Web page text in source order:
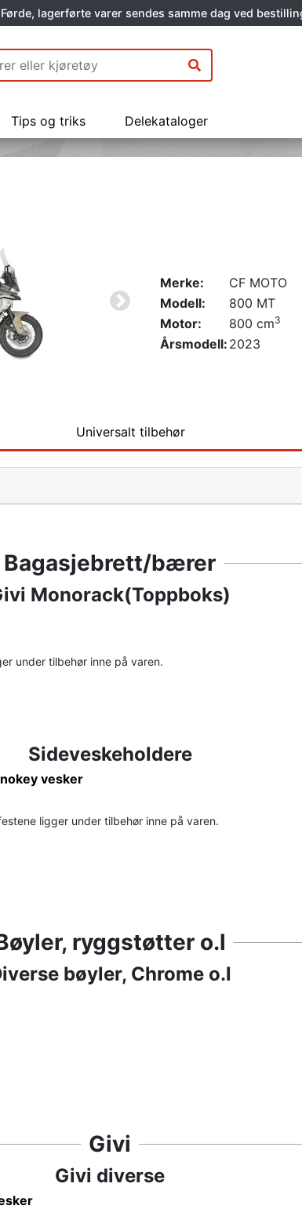
lagerførte varer sendes samme dag ved
Tips og triks Delekataloger
Merke:
CF MOTO
Modell:
800 MT
Motor:
800 cm3
Årsmodell: 2023
Universalt tilbehør
Bagasjebrett/bærer
Monorack(Toppboks)
under tilbehør inne på varen.
Sideveskeholdere
vesker
ligger under tilbehør inne på varen.
ryggstøtter o.l
bøyler, Chrome o.l
Givi
Givi diverse